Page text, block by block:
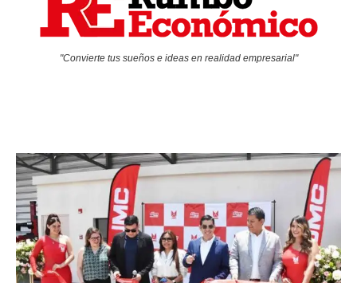
"Convierte tus sueños e ideas en realidad empresarial"